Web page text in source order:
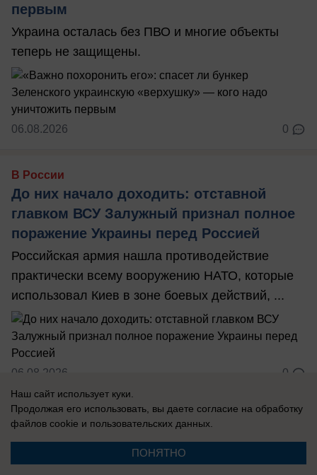
первым
Украина осталась без ПВО и многие объекты
теперь не защищены.
06.08.2026 0
В России
До них начало доходить: отставной
главком ВСУ Залужный признал полное
поражение Украины перед Россией
Российская армия нашла противодействие
практически всему вооружению НАТО, которые
использовал Киев в зоне боевых действий, ...
06.08.2026 0
В России
Усольцевых получил загадочное
Наш сайт использует куки.
Продолжая его использовать, вы даете согласие на обработку
файлов cookie и пользовательских данных.
ПОНЯТНО